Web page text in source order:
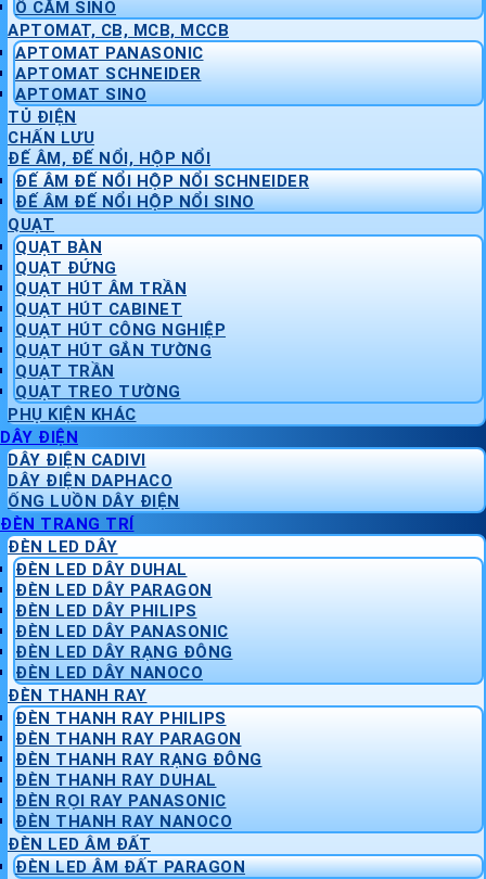
Ổ CẮM SINO
APTOMAT, CB, MCB, MCCB
APTOMAT PANASONIC
APTOMAT SCHNEIDER
APTOMAT SINO
TỦ ĐIỆN
CHẤN LƯU
ĐẾ ÂM, ĐẾ NỔI, HỘP NỔI
ĐẾ ÂM ĐẾ NỔI HỘP NỔI SCHNEIDER
ĐẾ ÂM ĐẾ NỔI HỘP NỔI SINO
QUẠT
QUẠT BÀN
QUẠT ĐỨNG
QUẠT HÚT ÂM TRẦN
QUẠT HÚT CABINET
QUẠT HÚT CÔNG NGHIỆP
QUẠT HÚT GẮN TƯỜNG
QUẠT TRẦN
QUẠT TREO TƯỜNG
PHỤ KIỆN KHÁC
DÂY ĐIỆN
DÂY ĐIỆN CADIVI
DÂY ĐIỆN DAPHACO
ỐNG LUỒN DÂY ĐIỆN
ĐÈN TRANG TRÍ
ĐÈN LED DÂY
ĐÈN LED DÂY DUHAL
ĐÈN LED DÂY PARAGON
ĐÈN LED DÂY PHILIPS
ĐÈN LED DÂY PANASONIC
ĐÈN LED DÂY RẠNG ĐÔNG
ĐÈN LED DÂY NANOCO
ĐÈN THANH RAY
ĐÈN THANH RAY PHILIPS
ĐÈN THANH RAY PARAGON
ĐÈN THANH RAY RẠNG ĐÔNG
ĐÈN THANH RAY DUHAL
ĐÈN RỌI RAY PANASONIC
ĐÈN THANH RAY NANOCO
ĐÈN LED ÂM ĐẤT
ĐÈN LED ÂM ĐẤT PARAGON